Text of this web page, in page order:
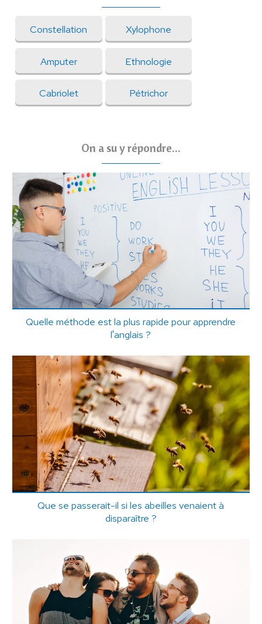
Constellation Xylophone
Amputer Ethnologie
Cabriolet Pétrichor
On a su y répondre...
Quelle méthode est la plus rapide pour apprendre
l'anglais ?
Que se passerait-il si les abeilles venaient à
disparaître ?